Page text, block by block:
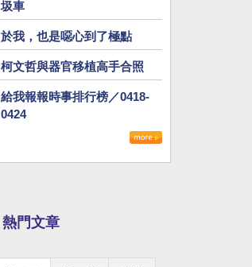
圾車
於我，也是噁心到了極點
柯文哲與器官移植高手合照
給我報報時事排行榜／0418-
0424
熱門文章